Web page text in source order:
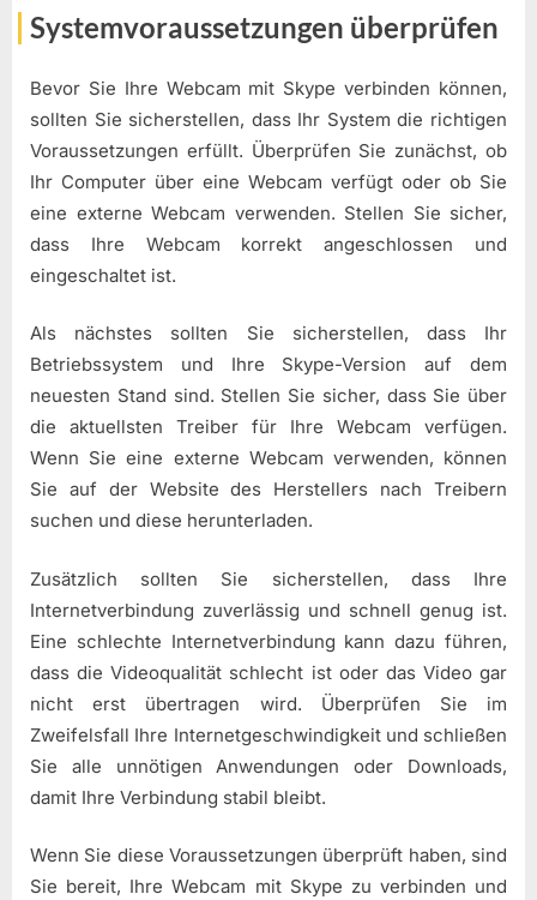
Systemvoraussetzungen überprüfen
Bevor Sie Ihre Webcam mit Skype verbinden können,
sollten Sie sicherstellen, dass Ihr System die richtigen
Voraussetzungen erfüllt. Überprüfen Sie zunächst, ob
Ihr Computer über eine Webcam verfügt oder ob Sie
eine externe Webcam verwenden. Stellen Sie sicher,
dass Ihre Webcam korrekt angeschlossen und
eingeschaltet ist.
Als nächstes sollten Sie sicherstellen, dass Ihr
Betriebssystem und Ihre Skype-Version auf dem
neuesten Stand sind. Stellen Sie sicher, dass Sie über
die aktuellsten Treiber für Ihre Webcam verfügen.
Wenn Sie eine externe Webcam verwenden, können
Sie auf der Website des Herstellers nach Treibern
suchen und diese herunterladen.
Zusätzlich sollten Sie sicherstellen, dass Ihre
Internetverbindung zuverlässig und schnell genug ist.
Eine schlechte Internetverbindung kann dazu führen,
dass die Videoqualität schlecht ist oder das Video gar
nicht erst übertragen wird. Überprüfen Sie im
Zweifelsfall Ihre Internetgeschwindigkeit und schließen
Sie alle unnötigen Anwendungen oder Downloads,
damit Ihre Verbindung stabil bleibt.
Wenn Sie diese Voraussetzungen überprüft haben, sind
Sie bereit, Ihre Webcam mit Skype zu verbinden und